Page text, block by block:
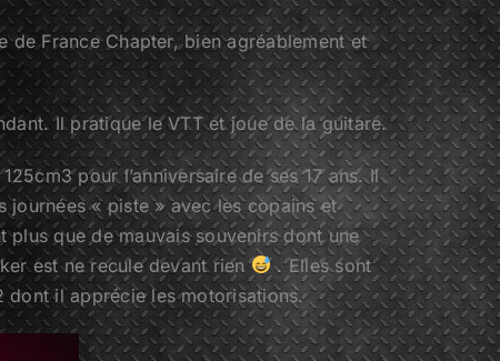
de France Chapter, bien agréablement et
Il pratique le VTT et joue de la guitare.
pour l’anniversaire de ses 17 ans. Il
journées « piste » avec les copains et
plus que de mauvais souvenirs dont une
est ne recule devant rien
. Elles sont
dont il apprécie les motorisations.